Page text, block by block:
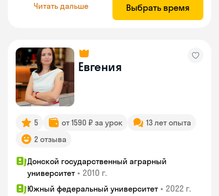
Читать дальше Выбрать время
Евгения
5 от 1590 ₽ за урок
13 лет опыта
2 отзыва
Донской государственный аграрный
университет • 2010 г.
Южный федеральный университет • 2022 г.